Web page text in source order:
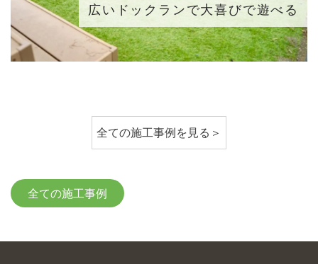
広いドックランで大喜びで遊べる
全ての施工事例を見る＞
全ての施工事例